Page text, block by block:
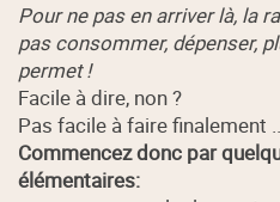
Pour ne pas en arriver là, la
pas consommer, dépenser,
permet !
Facile à dire, non ?
Pas facile à faire finalement
Commencez donc par
élémentaires: